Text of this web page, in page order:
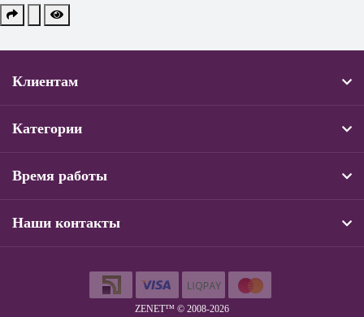
Клиентам
Категории
Время работы
Наши контакты
ZENET™ © 2008-2026